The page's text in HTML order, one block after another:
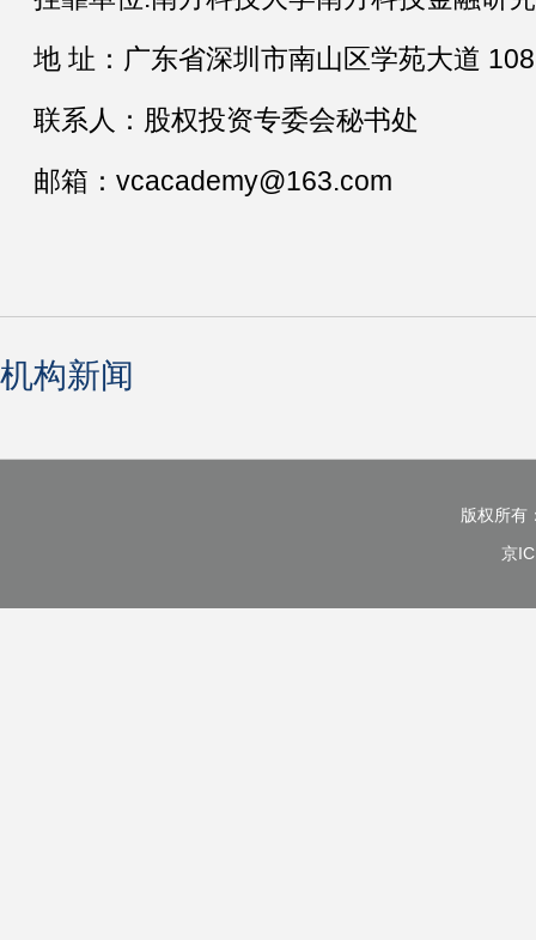
地 址：广东省深圳市南山区学苑大道
联系人：股权投资专委会秘书处
邮箱： vcacademy@163.com
机构新闻
版权所有
京